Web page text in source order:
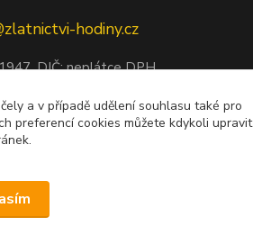
hodiny.cz
, DIČ: neplátce DPH
2500452838/2010
a v případě udělení souhlasu také pro
preferencí cookies můžete kdykoli upravit